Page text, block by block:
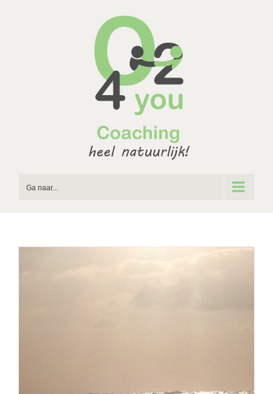
Ga naar...